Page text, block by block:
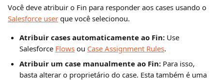
Você deve atribuir o Fin para responder aos cases usando o
Salesforce user que você selecionou.
Atribuir cases automaticamente ao Fin: Use
Salesforce Flows ou Case Assignment Rules.
Atribuir um case manualmente ao Fin: Para isso,
basta alterar o proprietário do case. Esta também é uma